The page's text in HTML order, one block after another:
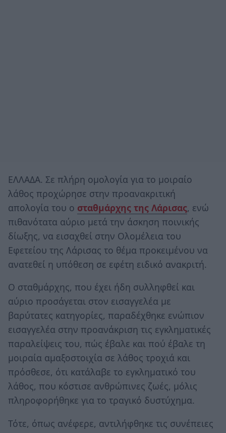
ΕΛΛΑΔΑ. Σε πλήρη ομολογία για το μοιραίο
λάθος προχώρησε στην προανακριτική
απολογία του ο σταθμάρχης της Λάρισας, ενώ
πιθανότατα αύριο μετά την άσκηση ποινικής
δίωξης, να εισαχθεί στην Ολομέλεια του
Εφετείου της Λάρισας το θέμα προκειμένου να
ανατεθεί η υπόθεση σε εφέτη ειδικό ανακριτή.
Ο σταθμάρχης, που έχει ήδη συλληφθεί και
αύριο προσάγεται στον εισαγγελέα με
βαρύτατες κατηγορίες, παραδέχθηκε ενώπιον
εισαγγελέα στην προανάκριση τις εγκληματικές
παραλείψεις του, πώς έβαλε και πού έβαλε τη
μοιραία αμαξοστοιχία σε λάθος τροχιά και
πρόσθεσε, ότι κατάλαβε το εγκληματικό του
λάθος, που κόστισε ανθρώπινες ζωές, μόλις
πληροφορήθηκε για το τραγικό δυστύχημα.
Τότε, όπως ανέφερε, αντιλήφθηκε τις συνέπειες